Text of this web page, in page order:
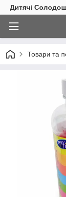
Дитячі
Товари та